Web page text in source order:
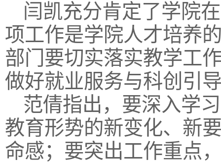
闫凯充分肯定了学院
项工作是学院人才培养
部门要切实落实教学工
做好就业服务与科创引
范倩指出，要深入学
教育形势的新变化、新
命感；要突出工作重点